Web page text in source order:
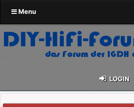
Menu
LOGIN